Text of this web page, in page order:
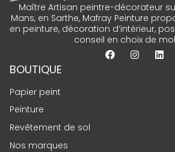
Maître Artisan peintre-décorateur
Mans, en Sarthe, Mafray Peinture
en peinture, décoration d’intérieur,
conseil en choix de
BOUTIQUE
Papier peint
Peinture
Revêtement de sol
Nos marques